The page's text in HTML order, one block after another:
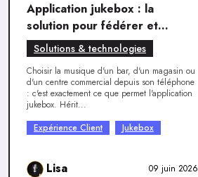
Application jukebox : la
solution pour fédérer et
surprendre ses clients
Solutions & technologies
Choisir la musique d'un bar, d'un magasin ou
d'un centre commercial depuis son téléphone
: c'est exactement ce que permet l'application
jukebox. Hérit...
Expérience Client
Jukebox
Lisa 09 juin 2026